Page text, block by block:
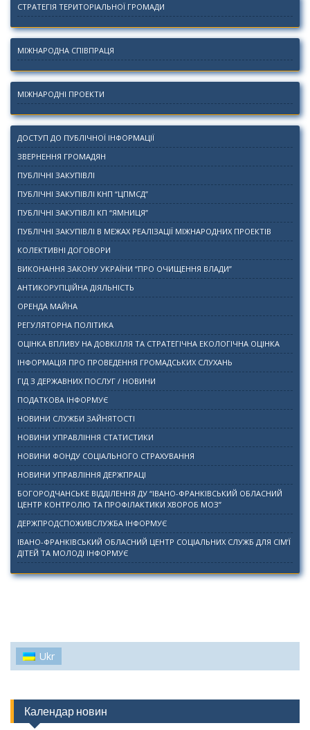
СТРАТЕГІЯ ТЕРИТОРІАЛЬНОЇ ГРОМАДИ
МІЖНАРОДНА СПІВПРАЦЯ
МІЖНАРОДНІ ПРОЕКТИ
ДОСТУП ДО ПУБЛІЧНОЇ ІНФОРМАЦІЇ
ЗВЕРНЕННЯ ГРОМАДЯН
ПУБЛІЧНІ ЗАКУПІВЛІ
ПУБЛІЧНІ ЗАКУПІВЛІ КНП “ЦПМСД”
ПУБЛІЧНІ ЗАКУПІВЛІ КП “ЯМНИЦЯ”
ПУБЛІЧНІ ЗАКУПІВЛІ В МЕЖАХ РЕАЛІЗАЦІЇ МІЖНАРОДНИХ ПРОЕКТІВ
КОЛЕКТИВНІ ДОГОВОРИ
ВИКОНАННЯ ЗАКОНУ УКРАЇНИ “ПРО ОЧИЩЕННЯ ВЛАДИ”
АНТИКОРУПЦІЙНА ДІЯЛЬНІСТЬ
ОРЕНДА МАЙНА
РЕГУЛЯТОРНА ПОЛІТИКА
ОЦІНКА ВПЛИВУ НА ДОВКІЛЛЯ ТА СТРАТЕГІЧНА ЕКОЛОГІЧНА ОЦІНКА
ІНФОРМАЦІЯ ПРО ПРОВЕДЕННЯ ГРОМАДСЬКИХ СЛУХАНЬ
ГІД З ДЕРЖАВНИХ ПОСЛУГ / НОВИНИ
ПОДАТКОВА ІНФОРМУЄ
НОВИНИ СЛУЖБИ ЗАЙНЯТОСТІ
НОВИНИ УПРАВЛІННЯ СТАТИСТИКИ
НОВИНИ ФОНДУ СОЦІАЛЬНОГО СТРАХУВАННЯ
НОВИНИ УПРАВЛІННЯ ДЕРЖПРАЦІ
БОГОРОДЧАНСЬКЕ ВІДДІЛЕННЯ ДУ “ІВАНО-ФРАНКІВСЬКИЙ ОБЛАСНИЙ
ЦЕНТР КОНТРОЛЮ ТА ПРОФІЛАКТИКИ ХВОРОБ МОЗ”
ДЕРЖПРОДСПОЖИВСЛУЖБА ІНФОРМУЄ
ІВАНО-ФРАНКІВСЬКИЙ ОБЛАСНИЙ ЦЕНТР СОЦІАЛЬНИХ СЛУЖБ ДЛЯ СІМ’Ї
ДІТЕЙ ТА МОЛОДІ ІНФОРМУЄ
Ukr
Календар новин